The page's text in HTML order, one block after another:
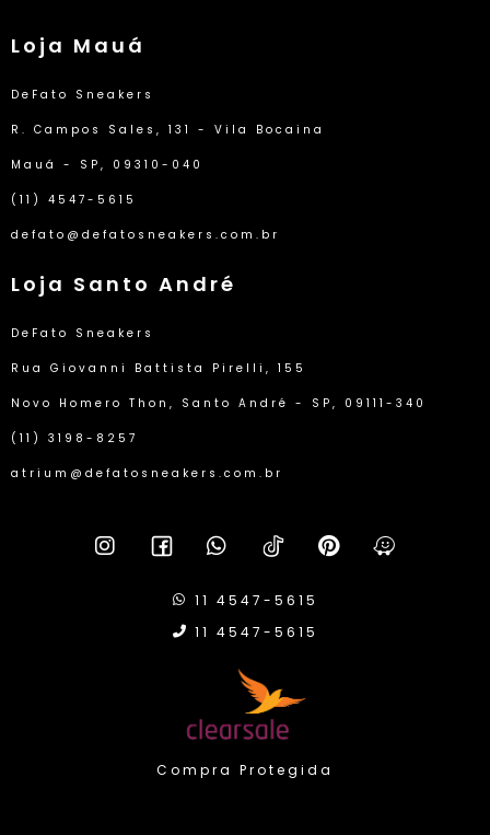
Loja Mauá
DeFato Sneakers
R. Campos Sales, 131 - Vila Bocaina
Mauá - SP, 09310-040
(11) 4547-5615
defato@defatosneakers.com.br
Loja Santo André
DeFato Sneakers
Rua Giovanni Battista Pirelli, 155
Novo Homero Thon, Santo André - SP, 09111-340
(11) 3198-8257
atrium@defatosneakers.com.br
11 4547-5615
11 4547-5615
Compra Protegida